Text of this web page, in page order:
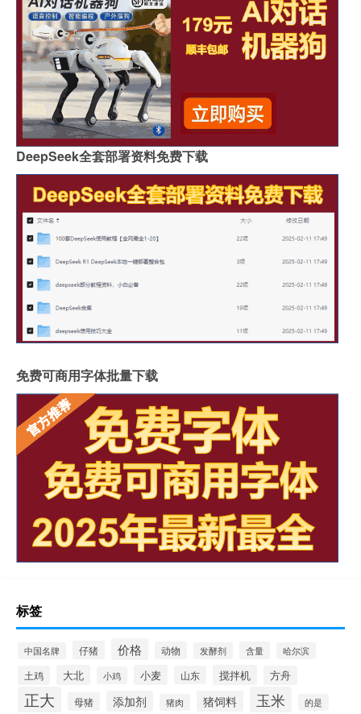
DeepSeek全套部署资料免费下载
免费可商用字体批量下载
标签
中国名牌 仔猪 价格 动物 发酵剂 含量 哈尔滨
土鸡 大北 小鸡 小麦 山东 搅拌机 方舟
正大 母猪 添加剂 猪肉 猪饲料 玉米 的是